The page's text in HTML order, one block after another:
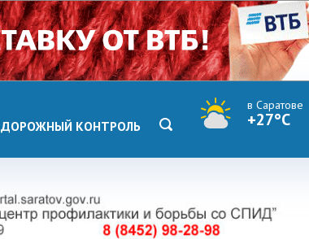
ДОРОЖНЫЙ КОНТРОЛЬ
в Саратове
+27°C